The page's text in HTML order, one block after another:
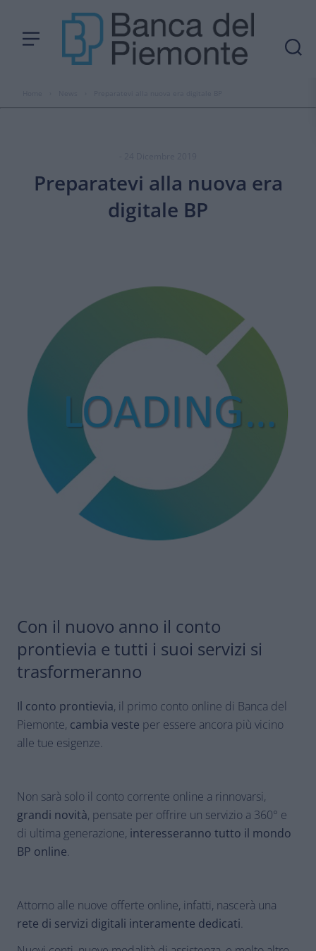
Preparatevi alla nuova era
digitale BP
Con il nuovo anno il conto
prontievia e tutti i suoi servizi si
trasformeranno
Il conto prontievia, il primo conto online di Banca del
Piemonte, cambia veste per essere ancora più vicino
alle tue esigenze.
Non sarà solo il conto corrente online a rinnovarsi,
grandi novità, pensate per offrire un servizio a 360° e
di ultima generazione, interesseranno tutto il mondo
BP online.
Attorno alle nuove offerte online, infatti, nascerà una
rete di servizi digitali interamente dedicati.